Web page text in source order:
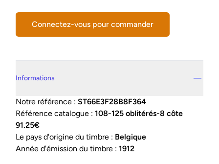
Connectez-vous pour commander
Informations
Notre référence : ST66E3F28B8F364
Référence catalogue : 108-125 oblitérés-8 côte
91.25€
Le pays d'origine du timbre : Belgique
Année d'émission du timbre : 1912